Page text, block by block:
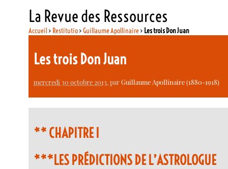
La Revue des Ressources
Accueil> Restitutio>Guillaume Apollinaire> Les trois Don Juan
Les trois Don Juan
mercredi 30 octobre 2013, parGuillaume Apollinaire (1880-1918)
**CHAPITRE I
***LES PRÉDICTIONS DE L’ASTROLOGUE